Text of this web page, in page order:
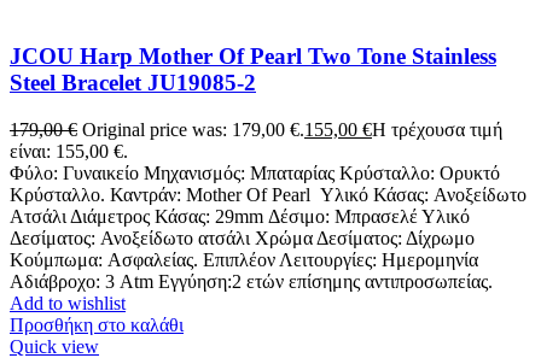
JCOU Harp Mother Of Pearl Two Tone Stainless
Steel Bracelet JU19085-2
179,00€ Original price was: 179,00 €.155,00 €Η τρέχουσα τιμή
είναι: 155,00 €.
Φύλο: Γυναικείο Μηχανισμός: Μπαταρίας Κρύσταλλο: Ορυκτό
Κρύσταλλο. Καντράν: Mother Of Pearl Υλικό Κάσας: Ανοξείδωτο
Ατσάλι Διάμετρος Κάσας: 29mm Δέσιμο: Μπρασελέ Υλικό
Δεσίματος: Ανοξείδωτο ατσάλι Χρώμα Δεσίματος: Δίχρωμο
Κούμπωμα: Ασφαλείας. Επιπλέον Λειτουργίες: Ημερομηνία
Αδιάβροχο: 3 Atm Εγγύηση:2 ετών επίσημης αντιπροσωπείας.
Add to wishlist
Προσθήκη στο καλάθι
Quick view